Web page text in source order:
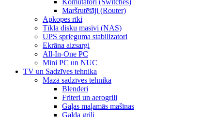
Komutatori (Switches)
Maršrutētāji (Router)
Apkopes rīki
Tīkla disku masīvi (NAS)
UPS sprieguma stabilizatori
Ekrāna aizsargi
All-In-One PC
Mini PC un NUC
TV un Sadzīves tehnika
Mazā sadzīves tehnika
Blenderi
Friteri un aerogrili
Gaļas maļamās mašīnas
Galda grili